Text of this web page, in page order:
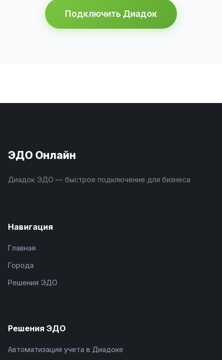
Подключить Диадок
ЭДО Онлайн
Диадок ЭДО — быстрое подключение для бизнеса
Навигация
Главная
Города
Решения ЭДО
Решения ЭДО
Автоматизация учета в Диадоке